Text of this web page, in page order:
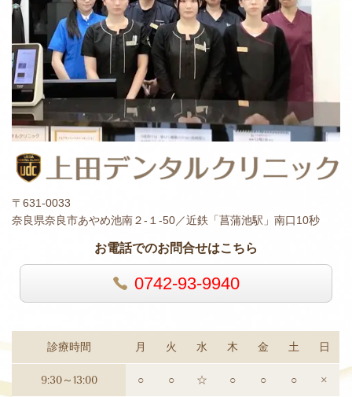
〒631-0033
奈良県奈良市あやめ池南２-１-50／近鉄「菖蒲池駅」南口10秒
お電話でのお問合せはこちら
0742-93-9940
診療時間 月 火 水 木 金 土 日
9:30～13:00 ○ ○ ☆ ○ ○ ○ ×